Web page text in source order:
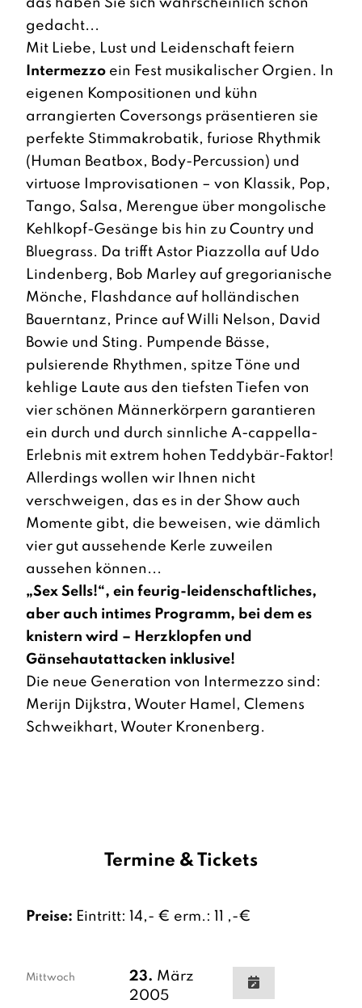
das haben Sie sich wahrscheinlich schon
gedacht...
Mit Liebe, Lust und Leidenschaft feiern
Intermezzo ein Fest musikalischer Orgien. In
eigenen Kompositionen und kühn
arrangierten Coversongs präsentieren sie
perfekte Stimmakrobatik, furiose Rhythmik
(Human Beatbox, Body-Percussion) und
virtuose Improvisationen – von Klassik, Pop,
Tango, Salsa, Merengue über mongolische
Kehlkopf-Gesänge bis hin zu Country und
Bluegrass. Da trifft Astor Piazzolla auf Udo
Lindenberg, Bob Marley auf gregorianische
Mönche, Flashdance auf holländischen
Bauerntanz, Prince auf Willi Nelson, David
Bowie und Sting. Pumpende Bässe,
pulsierende Rhythmen, spitze Töne und
kehlige Laute aus den tiefsten Tiefen von
vier schönen Männerkörpern garantieren
ein durch und durch sinnliche A-cappella-
Erlebnis mit extrem hohen Teddybär-Faktor!
Allerdings wollen wir Ihnen nicht
verschweigen, das es in der Show auch
Momente gibt, die beweisen, wie dämlich
vier gut aussehende Kerle zuweilen
aussehen können...
„Sex Sells!“, ein feurig-leidenschaftliches,
aber auch intimes Programm, bei dem es
knistern wird – Herzklopfen und
Gänsehautattacken inklusive!
Die neue Generation von Intermezzo sind:
Merijn Dijkstra, Wouter Hamel, Clemens
Schweikhart, Wouter Kronenberg.
Termine & Tickets
Preise: Eintritt: 14,- € erm.: 11 ,-€
Mittwoch 23. März
2005